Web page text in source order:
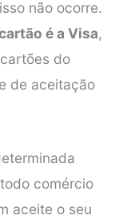
não ocorre.
é a Visa,
do
de aceitação
comércio
aceite o seu